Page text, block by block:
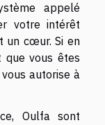
appelé
votre intérêt
un cœur. Si en
que vous êtes
autorise à
Oulfa sont